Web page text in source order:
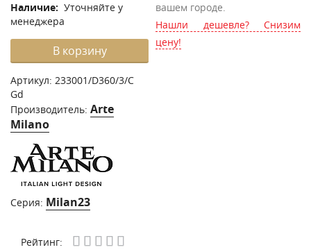
Наличие: Уточняйте у
менеджера
В корзину
Артикул: 233001/D360/3/C
Gd
Производитель: Arte
Milano
Серия: Milan23
вашем городе.
Нашли дешевле? Снизим
цену!
Рейтинг: